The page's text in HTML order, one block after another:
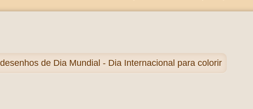
desenhos de Dia Mundial - Dia Internacional para colorir